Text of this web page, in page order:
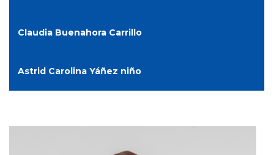
Claudia Buenahora Carrillo
Astrid Carolina Yáñez niño